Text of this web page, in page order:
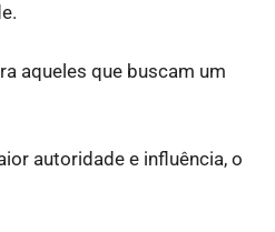
aqueles que buscam um
autoridade e influência, o